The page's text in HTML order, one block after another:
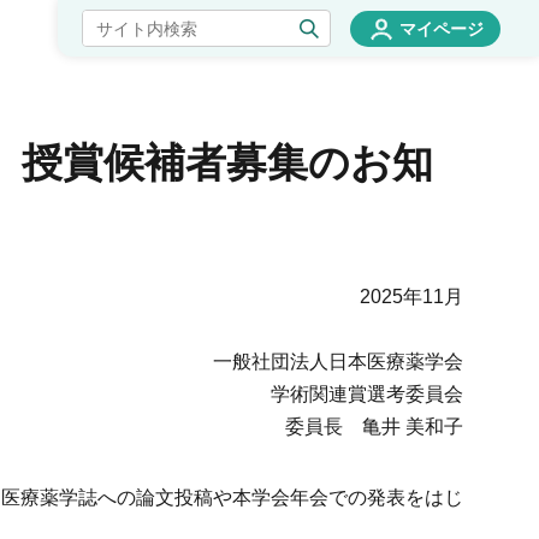
マイページ
授賞候補者募集のお知
2025年11月
一般社団法人日本医療薬学会
学術関連賞選考委員会
委員長 亀井 美和子
薬学誌への論文投稿や本学会年会での発表をはじ